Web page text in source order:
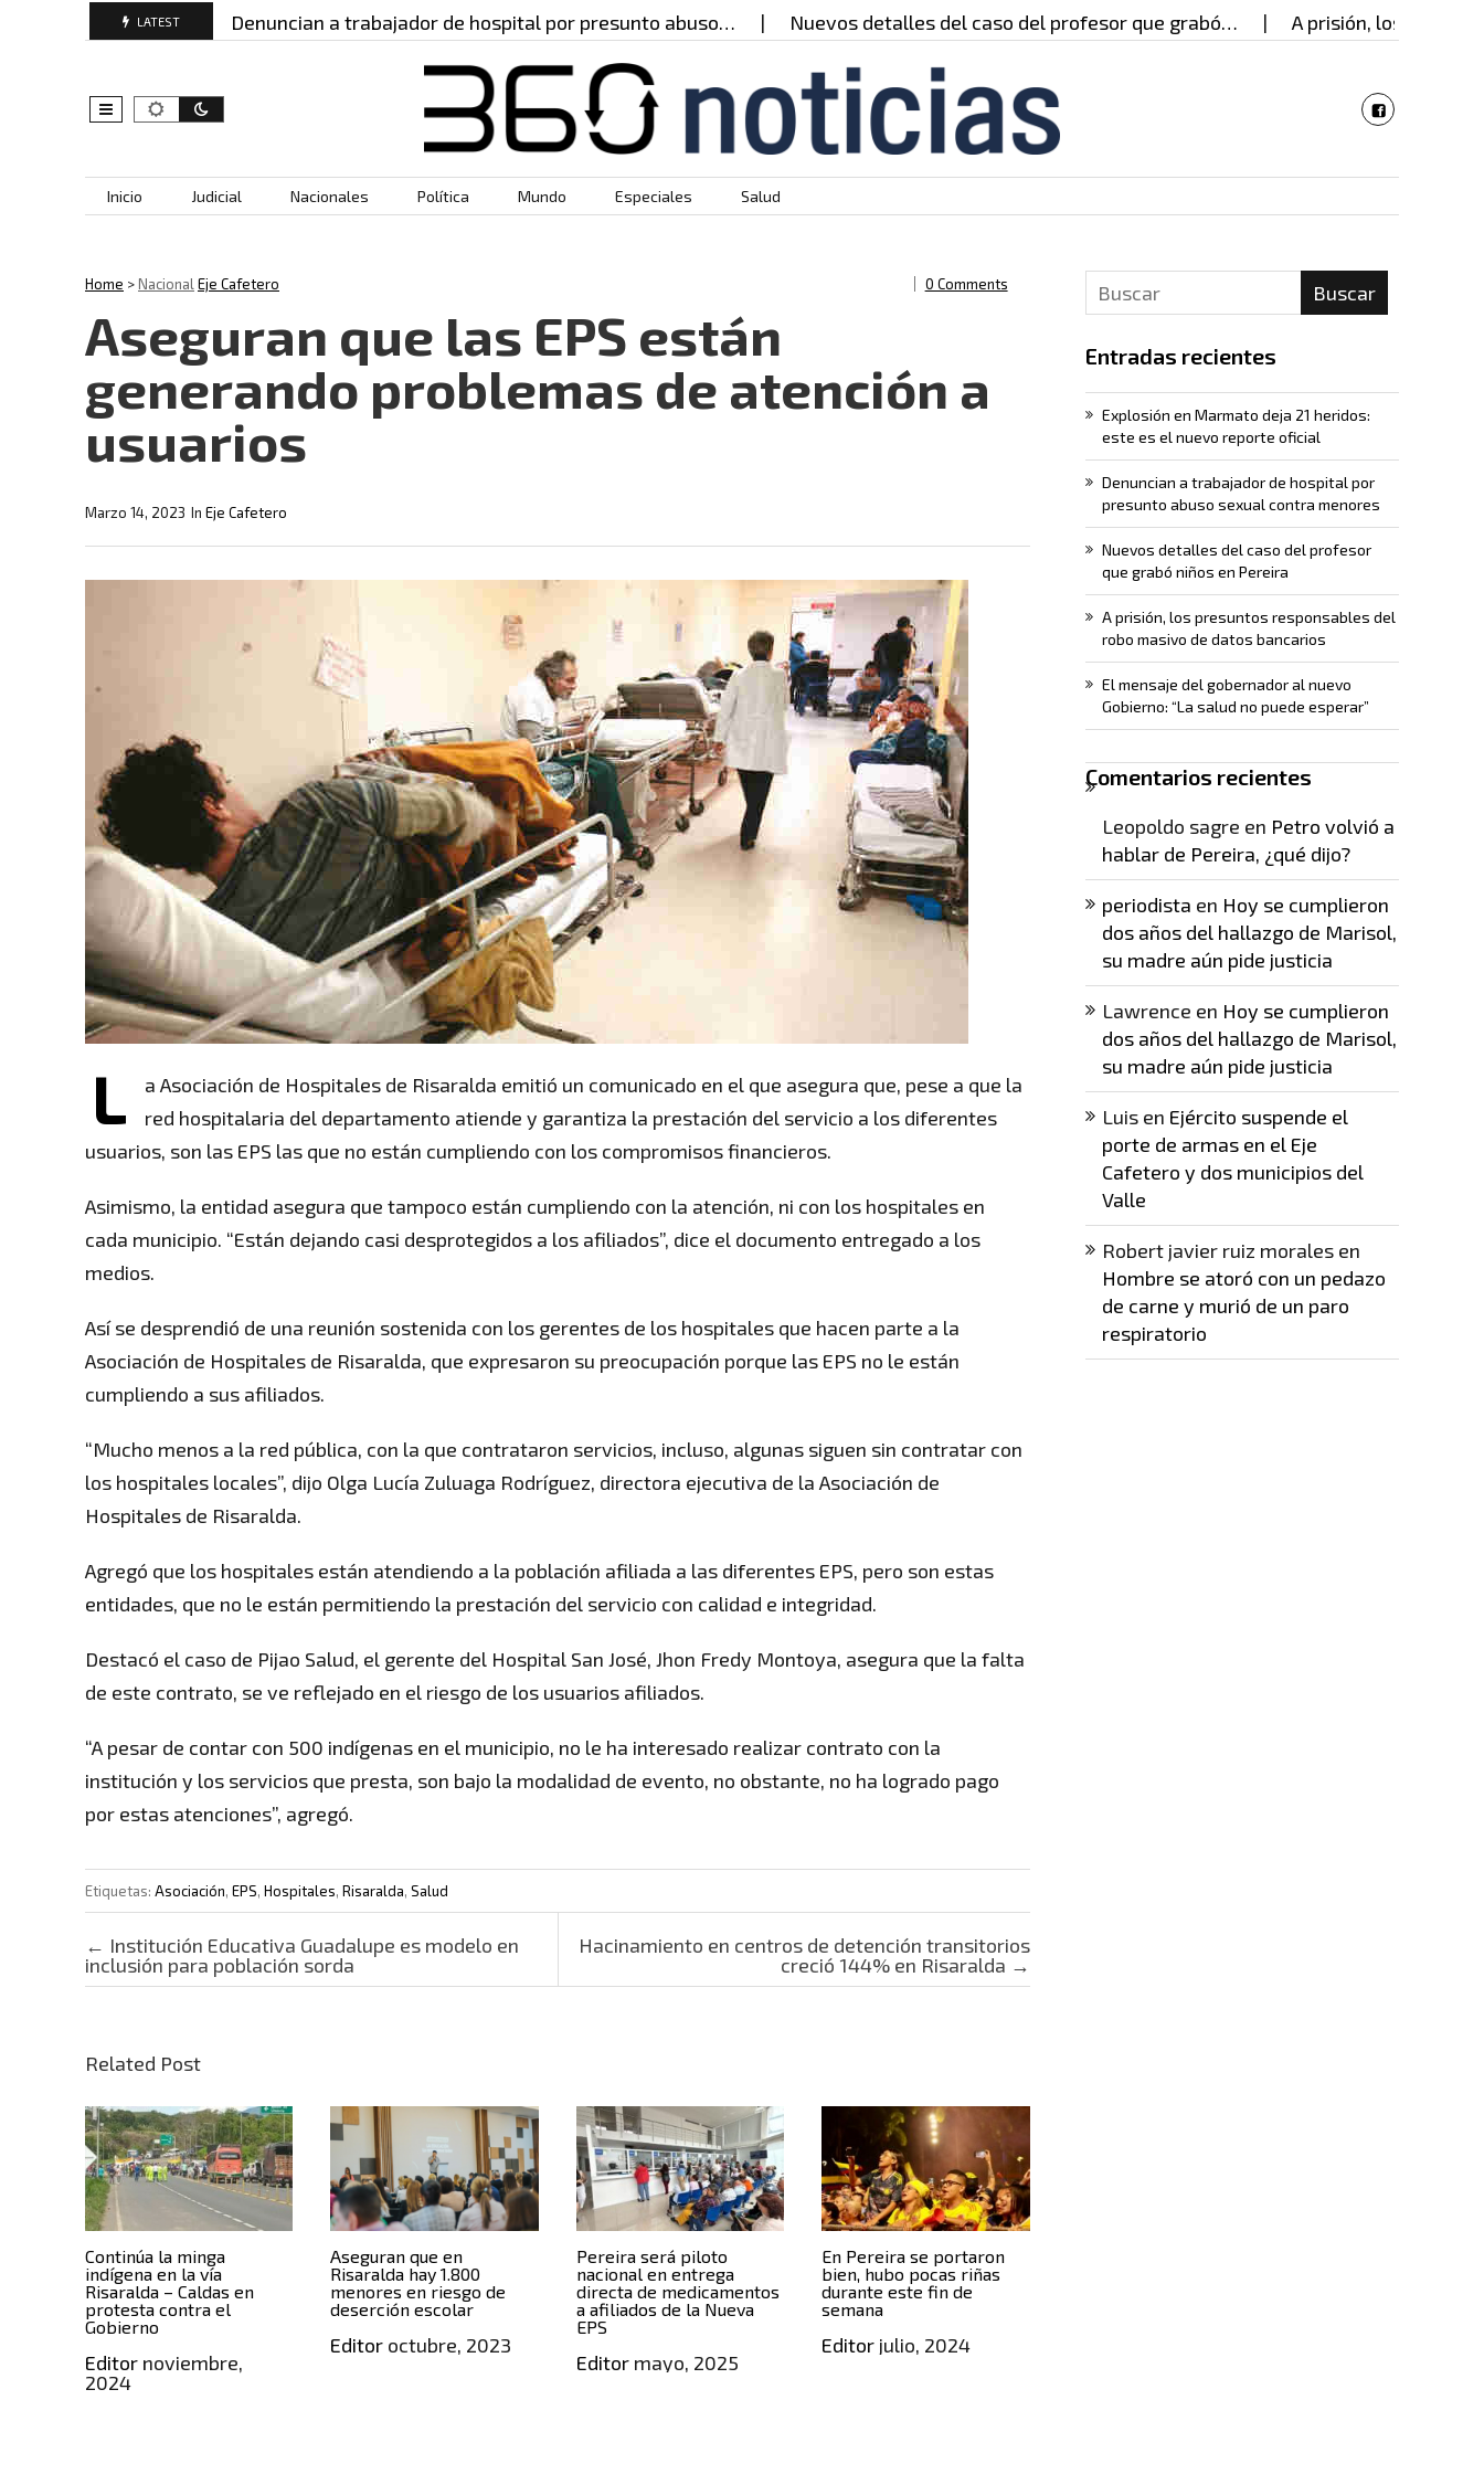
LATEST
este es… Denuncian a trabajador de hospital por presunto abuso… Nuevos detalles del caso del profesor que grabó… A prisión, los presuntos
Skip to content
Inicio Judicial Nacionales Política Mundo Especiales Salud
Home >NacionalEje Cafetero 0 Comments
Aseguran que las EPS están
generando problemas de atención a
usuarios
In Eje Cafetero
Marzo 14, 2023
L
a Asociación de Hospitales de Risaralda emitió un comunicado en el que asegura que, pese a que la
red hospitalaria del departamento atiende y garantiza la prestación del servicio a los diferentes
usuarios, son las EPS las que no están cumpliendo con los compromisos financieros.
Asimismo, la entidad asegura que tampoco están cumpliendo con la atención, ni con los hospitales en
cada municipio. “Están dejando casi desprotegidos a los afiliados”, dice el documento entregado a los
medios.
Así se desprendió de una reunión sostenida con los gerentes de los hospitales que hacen parte a la
Asociación de Hospitales de Risaralda, que expresaron su preocupación porque las EPS no le están
cumpliendo a sus afiliados.
“Mucho menos a la red pública, con la que contrataron servicios, incluso, algunas siguen sin contratar con
los hospitales locales”, dijo Olga Lucía Zuluaga Rodríguez, directora ejecutiva de la Asociación de
Hospitales de Risaralda.
Agregó que los hospitales están atendiendo a la población afiliada a las diferentes EPS, pero son estas
entidades, que no le están permitiendo la prestación del servicio con calidad e integridad.
Destacó el caso de Pijao Salud, el gerente del Hospital San José, Jhon Fredy Montoya, asegura que la falta
de este contrato, se ve reflejado en el riesgo de los usuarios afiliados.
“A pesar de contar con 500 indígenas en el municipio, no le ha interesado realizar contrato con la
institución y los servicios que presta, son bajo la modalidad de evento, no obstante, no ha logrado pago
por estas atenciones”, agregó.
Etiquetas: Asociación, EPS, Hospitales, Risaralda, Salud
Post navigation
← Institución Educativa Guadalupe es modelo en
inclusión para población sorda
Hacinamiento en centros de detención transitorios
creció 144% en Risaralda →
Related Post
Continúa la minga
indígena en la vía
Risaralda – Caldas en
protesta contra el
Gobierno
Editor noviembre,
2024
Aseguran que en
Risaralda hay 1.800
menores en riesgo de
deserción escolar
Editor octubre, 2023
Pereira será piloto
nacional en entrega
directa de medicamentos
a afiliados de la Nueva
EPS
Editormayo, 2025
En Pereira se portaron
bien, hubo pocas riñas
durante este fin de
semana
Editor julio, 2024
Buscar
Entradas recientes
Explosión en Marmato deja 21 heridos:
este es el nuevo reporte oficial
Denuncian a trabajador de hospital por
presunto abuso sexual contra menores
Nuevos detalles del caso del profesor
que grabó niños en Pereira
A prisión, los presuntos responsables del
robo masivo de datos bancarios
El mensaje del gobernador al nuevo
Gobierno: “La salud no puede esperar”
Comentarios recientes
Leopoldo sagre en Petro volvió a
hablar de Pereira, ¿qué dijo?
periodista en Hoy se cumplieron
dos años del hallazgo de Marisol,
su madre aún pide justicia
Lawrence en Hoy se cumplieron
dos años del hallazgo de Marisol,
su madre aún pide justicia
Luisen Ejército suspende el
porte de armas en el Eje
Cafetero y dos municipios del
Valle
Robert javier ruiz moralesen
Hombre se atoró con un pedazo
de carne y murió de un paro
respiratorio